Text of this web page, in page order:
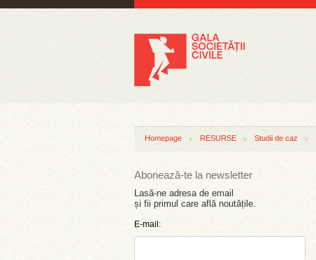
Homepage RESURSE Studii de caz
Abonează-te la newsletter
Lasă-ne adresa de email
și fii primul care află noutățile.
E-mail: